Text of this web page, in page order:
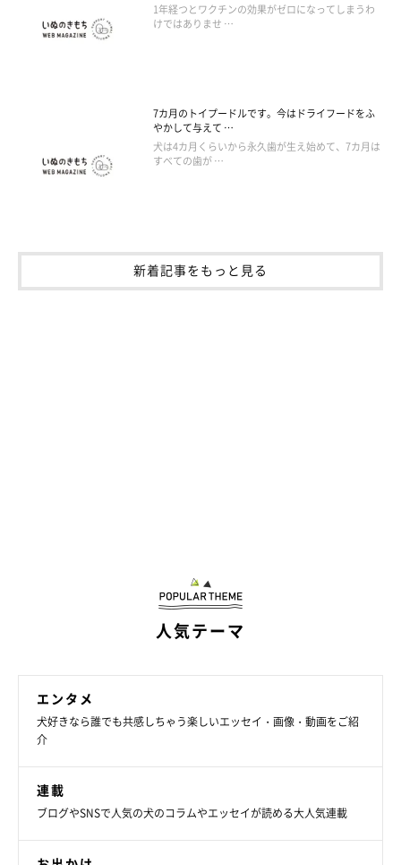
1年経つとワクチンの効果がゼロになってしまうわ
けではありませ …
7カ月のトイプードルです。今はドライフードをふ
やかして与えて …
犬は4カ月くらいから永久歯が生え始めて、7カ月は
すべての歯が …
新着記事をもっと見る
人気テーマ
エンタメ
犬好きなら誰でも共感しちゃう楽しいエッセイ・画像・動画をご紹
介
連載
ブログやSNSで人気の犬のコラムやエッセイが読める大人気連載